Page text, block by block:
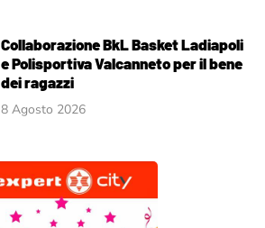
Collaborazione BkL Basket Ladiapoli
e Polisportiva Valcanneto per il bene
dei ragazzi
8 Agosto 2026